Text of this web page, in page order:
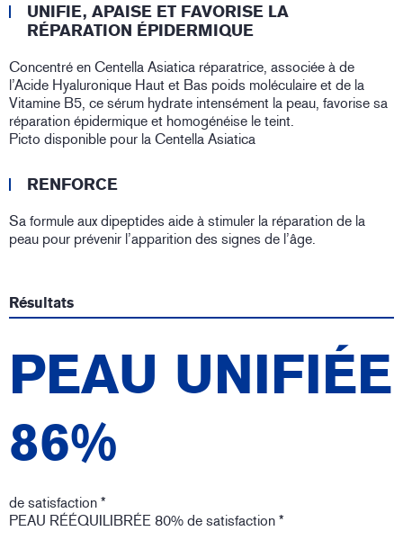
UNIFIE, APAISE ET FAVORISE LA
RÉPARATION ÉPIDERMIQUE
Concentré en Centella Asiatica réparatrice, associée à de
l’Acide Hyaluronique Haut et Bas poids moléculaire et de la
Vitamine B5, ce sérum hydrate intensément la peau, favorise sa
réparation épidermique et homogénéise le teint.
Picto disponible pour la Centella Asiatica
RENFORCE
Sa formule aux dipeptides aide à stimuler la réparation de la
peau pour prévenir l’apparition des signes de l’âge.
Résultats
PEAU UNIFIÉE
86%
de satisfaction *
PEAU RÉÉQUILIBRÉE 80% de satisfaction *